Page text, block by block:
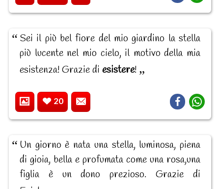
Sei il più bel fiore del mio giardino la stella
più lucente nel mio cielo, il motivo della mia
esistenza! Grazie di esistere!
20
Un giorno è nata una stella, luminosa, piena
di gioia, bella e profumata come una rosa,una
figlia è un dono prezioso. Grazie di